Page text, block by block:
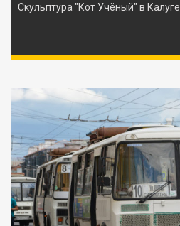
Скульптура "Кот Учёный" в Калуге